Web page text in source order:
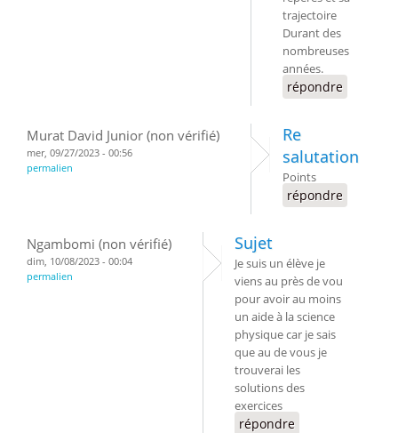
trajectoire
Durant des
nombreuses
années.
répondre
Murat David Junior (non vérifié)
mer, 09/27/2023 - 00:56
permalien
Re
salutation
Points
répondre
Ngambomi (non vérifié)
dim, 10/08/2023 - 00:04
permalien
Sujet
Je suis un élève je
viens au près de vou
pour avoir au moins
un aide à la science
physique car je sais
que au de vous je
trouverai les
solutions des
exercices
répondre